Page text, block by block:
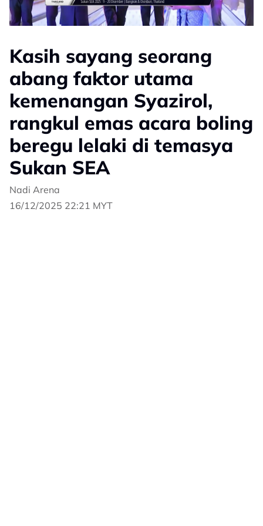
Kasih sayang seorang
abang faktor utama
kemenangan Syazirol,
rangkul emas acara boling
beregu lelaki di temasya
Sukan SEA
Nadi Arena
16/12/2025 22:21 MYT